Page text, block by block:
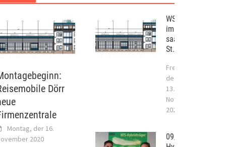
Dörr
Montag, der 16.
2020
WST – Projekt
im
saarländischen
St. Wendel
Freitag,
der
13.
November
2020
09/2017